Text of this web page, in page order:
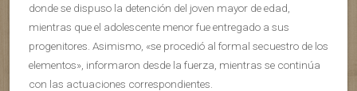
donde se dispuso la detención del joven mayor de edad,
mientras que el adolescente menor fue entregado a sus
progenitores. Asimismo, «se procedió al formal secuestro de los
elementos», informaron desde la fuerza, mientras se continúa
con las actuaciones correspondientes.